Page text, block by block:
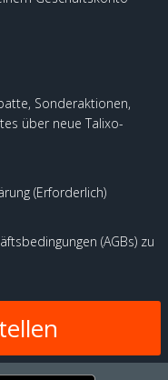
Sonderaktionen,
über neue Talixo-
Erforderlich
(AGBs) zu